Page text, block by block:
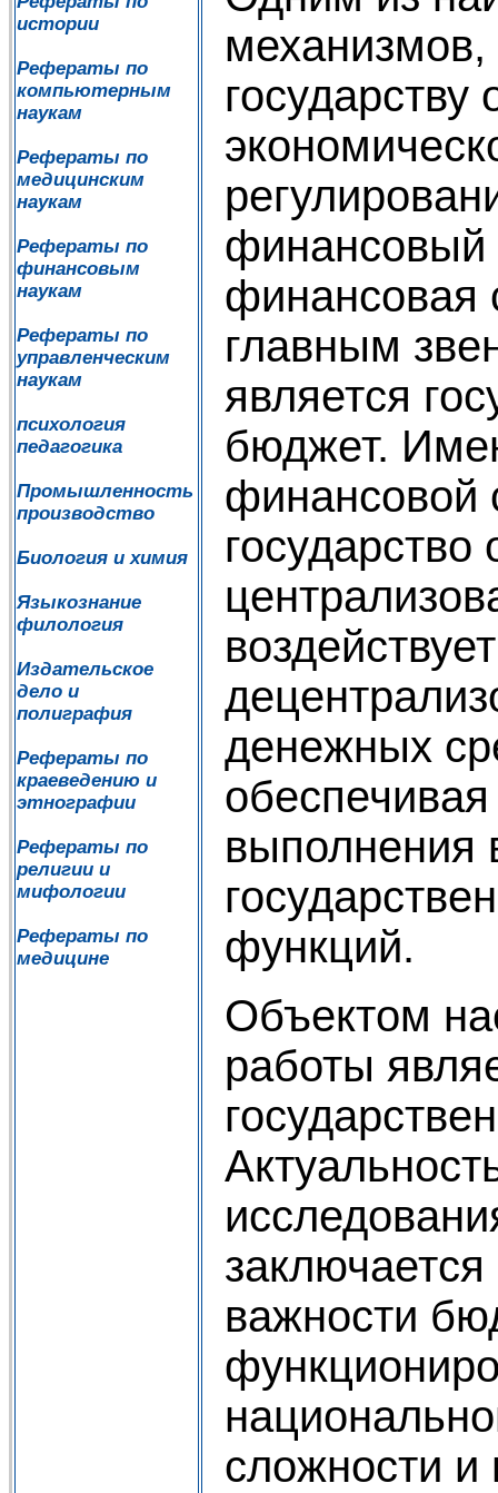
истории
Рефераты по
компьютерным
наукам
Рефераты по
медицинским
наукам
Рефераты по
финансовым
наукам
Рефераты по
управленческим
наукам
психология
педагогика
Промышленность
производство
Биология и химия
Языкознание
филология
Издательское
дело и
полиграфия
Рефераты по
краеведению и
этнографии
Рефераты по
религии и
мифологии
Рефераты по
медицине
государству
финансовый
финансовая
главным
является
бюджет.
финансовой
государство
денежных
выполнения
функций.
Объектом
работы
важности
сложности и